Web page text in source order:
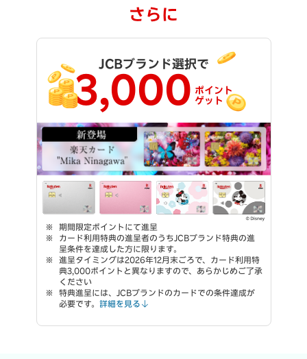
さらに
JCBブランド選択で
3,000 ポイント
ゲット
期間限定ポイントにて進呈
カード利用特典の進呈者のうちJCBブランド特典の進
呈条件を達成した方に限ります。
進呈タイミングは2026年12月末ごろで、カード利用特
典3,000ポイントと異なりますので、あらかじめご了承
ください
特典進呈には、JCBブランドのカードでの条件達成が
必要です。 詳細を見る